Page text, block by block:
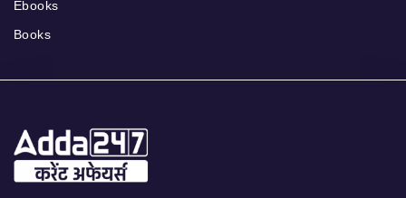
Ebooks
Books